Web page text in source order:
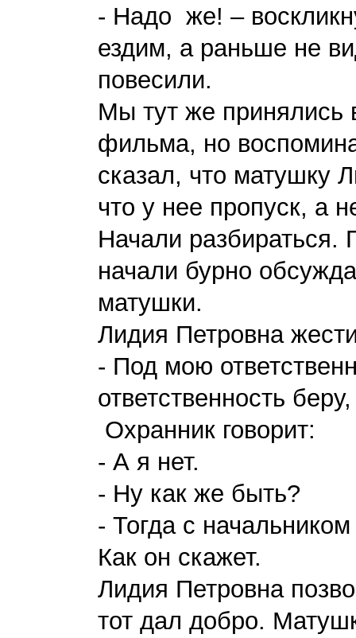
- Надо же! –
ездим, а раньше не
повесили.
Мы тут же принялись
фильма, но
сказал, что матушку
что у нее пропуск, а
Начали разбираться.
начали бурно
матушки.
Лидия Петровна
- Под мою
ответственность беру,
Охранник говорит:
- А я нет.
- Ну как же быть?
- Тогда с
Как он скажет.
Лидия Петровна
тот дал добро.